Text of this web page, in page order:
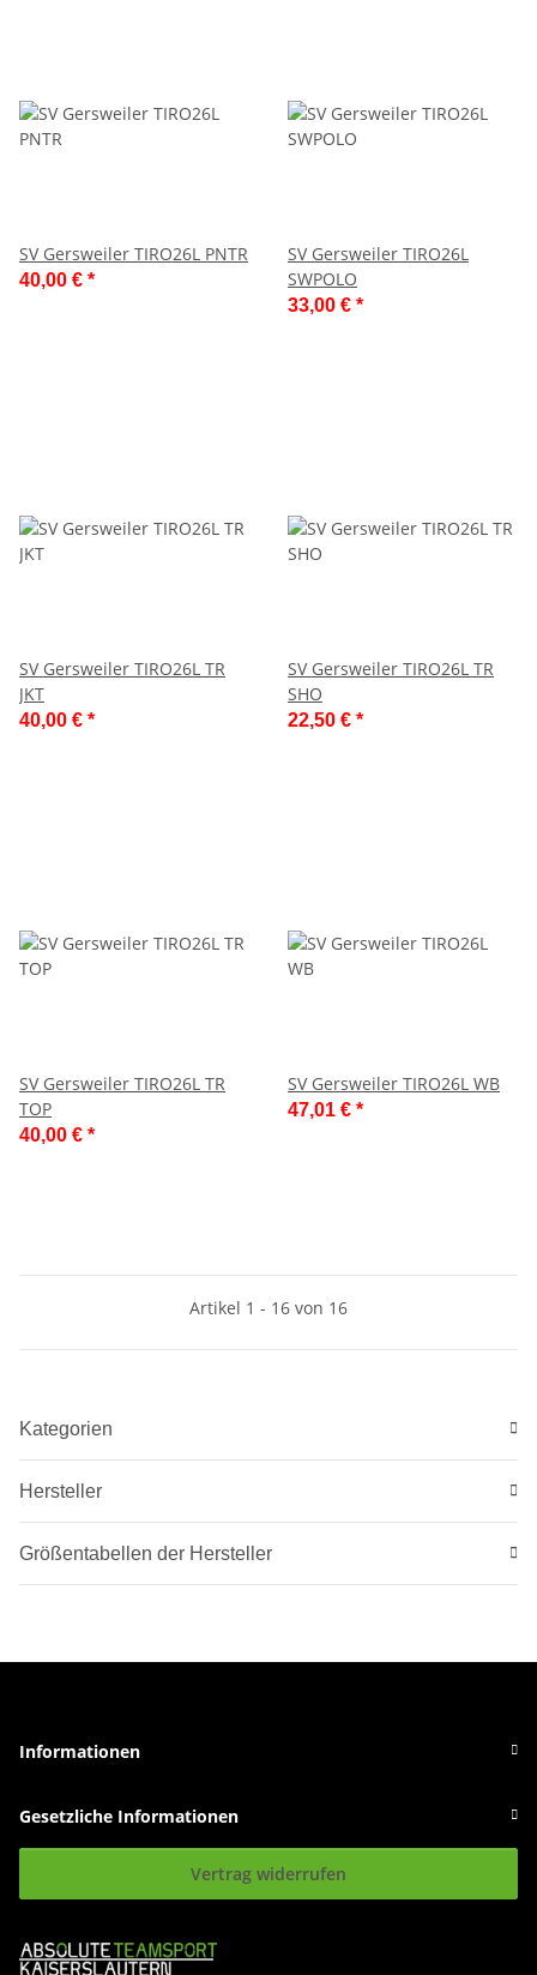
SV Gersweiler TIRO26L PNTR
40,00 € *
SV Gersweiler TIRO26L
SWPOLO
33,00 € *
SV Gersweiler TIRO26L TR
JKT
40,00 € *
SV Gersweiler TIRO26L TR
SHO
22,50 € *
SV Gersweiler TIRO26L TR
TOP
40,00 € *
SV Gersweiler TIRO26L WB
47,01 € *
Artikel 1 - 16 von 16
Kategorien
Hersteller
Größentabellen der Hersteller
Informationen
Gesetzliche Informationen
Vertrag widerrufen